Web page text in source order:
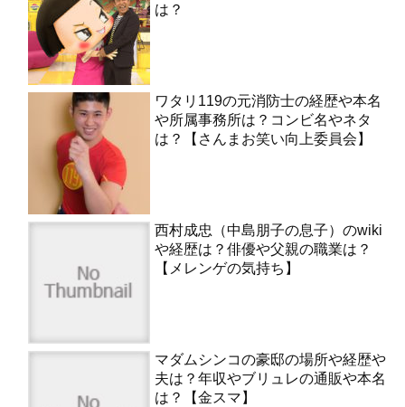
は？
ワタリ119の元消防士の経歴や本名
や所属事務所は？コンビ名やネタ
は？【さんまお笑い向上委員会】
西村成忠（中島朋子の息子）のwiki
や経歴は？俳優や父親の職業は？
【メレンゲの気持ち】
マダムシンコの豪邸の場所や経歴や
夫は？年収やブリュレの通販や本名
は？【金スマ】